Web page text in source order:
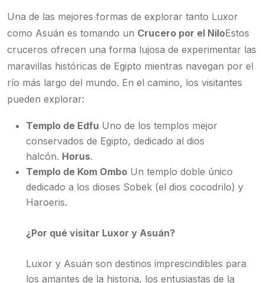
Una de las mejores formas de explorar tanto Luxor
como Asuán es tomando un Crucero por el NiloEstos
cruceros ofrecen una forma lujosa de experimentar las
maravillas históricas de Egipto mientras navegan por el
río más largo del mundo. En el camino, los visitantes
pueden explorar:
Templo de Edfu Uno de los templos mejor
conservados de Egipto, dedicado al dios
halcón. Horus.
Templo de Kom Ombo Un templo doble único
dedicado a los dioses Sobek (el dios cocodrilo) y
Haroeris.
¿Por qué visitar Luxor y Asuán?
Luxor y Asuán son destinos imprescindibles para
los amantes de la historia, los entusiastas de la